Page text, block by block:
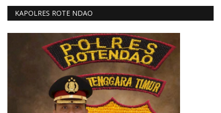
KAPOLRES ROTE NDAO